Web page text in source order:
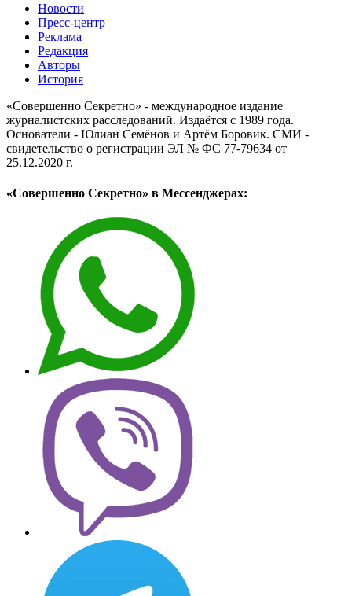
Новости
Пресс-центр
Реклама
Редакция
Авторы
История
«Совершенно Секретно» - международное издание
журналистских расследований. Издаётся с 1989 года.
Основатели - Юлиан Семёнов и Артём Боровик. CМИ -
свидетельство о регистрации ЭЛ № ФС 77-79634 от
25.12.2020 г.
«Совершенно Секретно» в Мессенджерах: